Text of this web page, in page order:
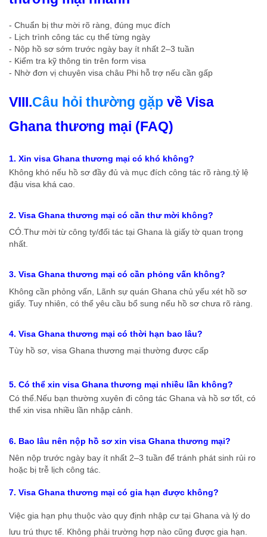
- Chuẩn bị thư mời rõ ràng, đúng mục đích
- Lịch trình công tác cụ thể từng ngày
- Nộp hồ sơ sớm trước ngày bay ít nhất 2–3 tuần
- Kiểm tra kỹ thông tin trên form visa
- Nhờ đơn vị chuyên visa châu Phi hỗ trợ nếu cần gấp
VIII.Câu hỏi thường gặp về Visa
Ghana thương mại (FAQ)
1. Xin visa Ghana thương mại có khó không?
Không khó nếu hồ sơ đầy đủ và mục đích công tác rõ ràng.tỷ lệ
đậu visa khá cao.
2. Visa Ghana thương mại có cần thư mời không?
CÓ.Thư mời từ công ty/đối tác tại Ghana là giấy tờ quan trọng
nhất.
3. Visa Ghana thương mại có cần phỏng vấn không?
Không cần phỏng vấn, Lãnh sự quán Ghana chủ yếu xét hồ sơ
giấy. Tuy nhiên, có thể yêu cầu bổ sung nếu hồ sơ chưa rõ ràng.
4. Visa Ghana thương mại có thời hạn bao lâu?
Tùy hồ sơ, visa Ghana thương mại thường được cấp
5. Có thể xin visa Ghana thương mại nhiều lần không?
Có thể.Nếu bạn thường xuyên đi công tác Ghana và hồ sơ tốt, có
thể xin visa nhiều lần nhập cảnh.
6. Bao lâu nên nộp hồ sơ xin visa Ghana thương mại?
Nên nộp trước ngày bay ít nhất 2–3 tuần để tránh phát sinh rủi ro
hoặc bị trễ lịch công tác.
7. Visa Ghana thương mại có gia hạn được không?
Việc gia hạn phụ thuộc vào quy định nhập cư tại Ghana và lý do
lưu trú thực tế. Không phải trường hợp nào cũng được gia hạn.